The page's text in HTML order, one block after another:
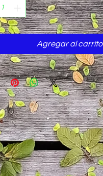
Agregar al carrito